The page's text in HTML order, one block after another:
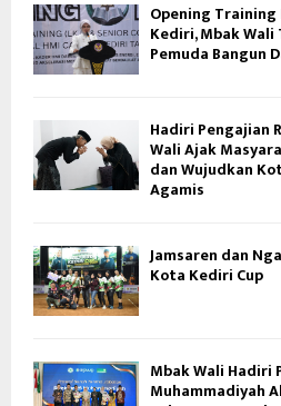
Opening Training
Kediri, Mbak
Pemuda Bangun
Hadiri Pengajian
Wali Ajak
dan Wujudkan
Agamis
Jamsaren dan
Kota Kediri Cup
Mbak Wali Hadiri
Muhammadiyah